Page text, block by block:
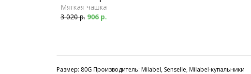
Мягкая чашка
3 020 р. 906 р.
Размер: 80G Производитель: Milabel, Senselle, Milabel-купальники